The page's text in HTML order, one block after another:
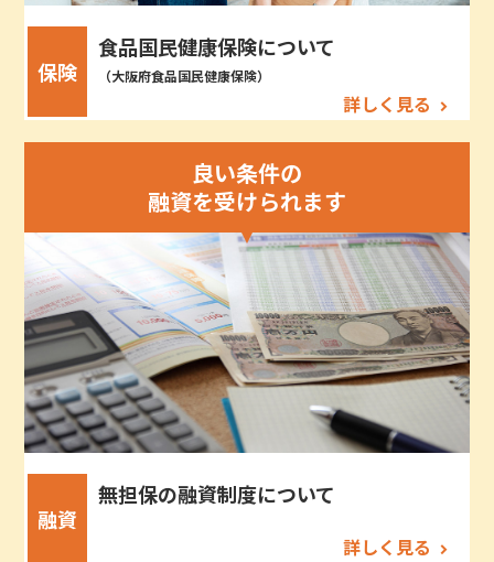
保険
食品国民健康保険について
（大阪府食品国民健康保険）
詳しく見る
良い条件の
融資を受けられます
融資
無担保の融資制度について
詳しく見る